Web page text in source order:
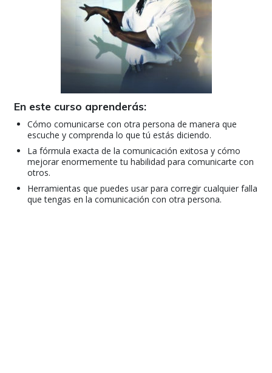
En este curso aprenderás:
Cómo comunicarse con otra persona de manera que
escuche y comprenda lo que tú estás diciendo.
La fórmula exacta de la comunicación exitosa y cómo
mejorar enormemente tu habilidad para comunicarte con
otros.
Herramientas que puedes usar para corregir cualquier falla
que tengas en la comunicación con otra persona.